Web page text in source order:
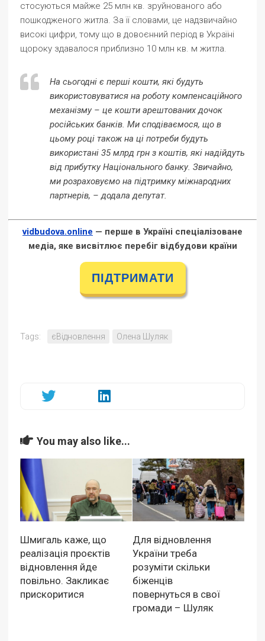
стосуються майже 25 млн кв. зруйнованого або
пошкодженого житла. За її словами, це надзвичайно
високі цифри, тому що в довоєнний період в Україні
щороку здавалося приблизно 10 млн кв. м житла.
На сьогодні є перші кошти, які будуть
використовуватися на роботу компенсаційного
механізму – це кошти арештованих дочок
російських банків. Ми сподіваємося, що в
цьому році також на ці потреби будуть
використані 35 млрд грн з коштів, які надійдуть
від прибутку Національного банку. Звичайно,
ми розраховуємо на підтримку міжнародних
партнерів, – додала депутат.
vidbudova.online — перше в Україні спеціалізоване
медіа, яке висвітлює перебіг відбудови країни
ПІДТРИМАТИ
Tags: єВідновлення Олена Шуляк
You may also like...
Шмигаль каже, що
реалізація проєктів
відновлення йде
повільно. Закликає
прискоритися
Для відновлення
України треба
розуміти скільки
біженців
повернуться в свої
громади – Шуляк